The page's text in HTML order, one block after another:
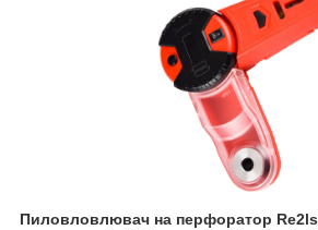
Пиловловлювач на перфоратор Re2ls